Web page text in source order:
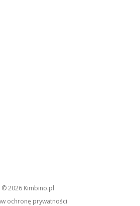
© 2026 kimbino.pl
ochronę prywatności